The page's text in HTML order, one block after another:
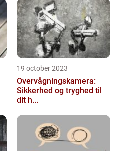
19 october 2023
Overvågningskamera:
Sikkerhed og tryghed til
dit h...